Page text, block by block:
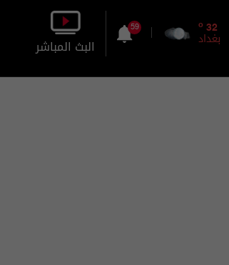
32
o
بغداد
59
البث المباشر